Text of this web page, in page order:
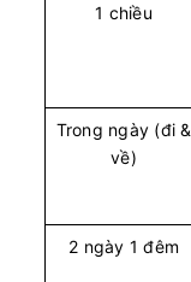
1 chiều
Trong ngày (đi &
về)
2 ngày 1 đêm